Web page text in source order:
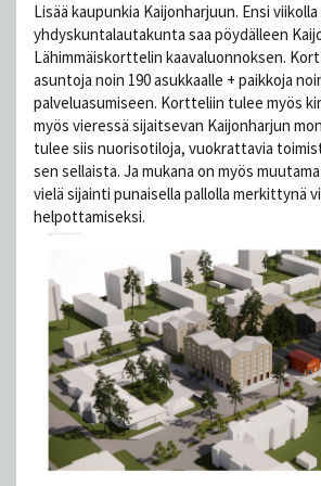
Lisää kaupunkia Kaijonharjuun. Ensi viikolla
yhdyskuntalautakunta saa pöydälleen
Lähimmäiskorttelin kaavaluonnoksen.
asuntoja noin 190 asukkaalle + paikkoja
palveluasumiseen. Kortteliin tulee myös
myös vieressä sijaitsevan Kaijonharjun
tulee siis nuorisotiloja, vuokrattavia
sen sellaista. Ja mukana on myös
vielä sijainti punaisella pallolla merkittynä
helpottamiseksi.